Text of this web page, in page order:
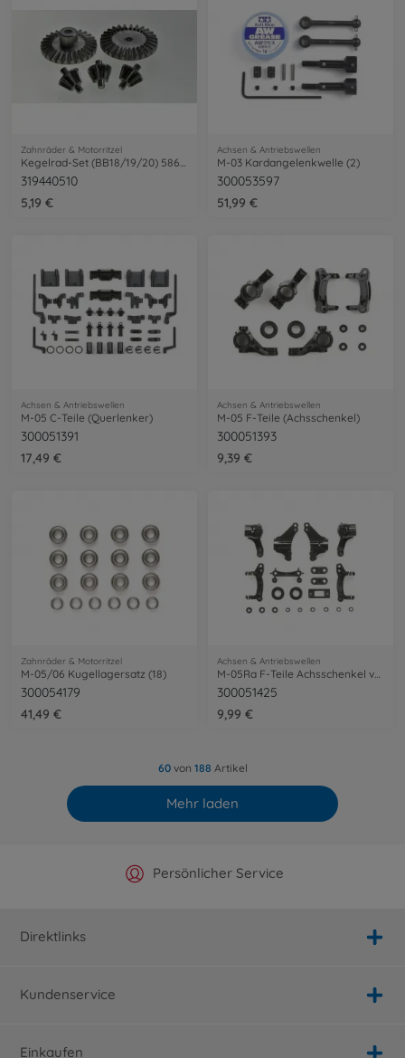
Zahnräder & Motorritzel
319440510
5,19 €
Achsen & Antriebswellen
M-03 Kardangelenkwelle (2)
300053597
51,99 €
Achsen & Antriebswellen
M-05 C-Teile (Querlenker)
300051391
17,49 €
Achsen & Antriebswellen
M-05 F-Teile (Achsschenkel)
300051393
9,39 €
Zahnräder & Motorritzel
M-05/06 Kugellagersatz (18)
300054179
41,49 €
Achsen & Antriebswellen
300051425
9,99 €
60von 188 Artikel
Mehr laden
Offizieller Hersteller Shop
Persönlicher Service
Versandkostenfrei ab 25€
Schnelle Lieferung
Direktlinks
Kundenservice
Einkaufen